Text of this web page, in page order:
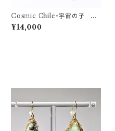
Cosmic Chile・宇宙の子｜デ
ュモルチェライト ピアス（チタン
／約6.7cm）｜AQUARYLIS
¥14,000